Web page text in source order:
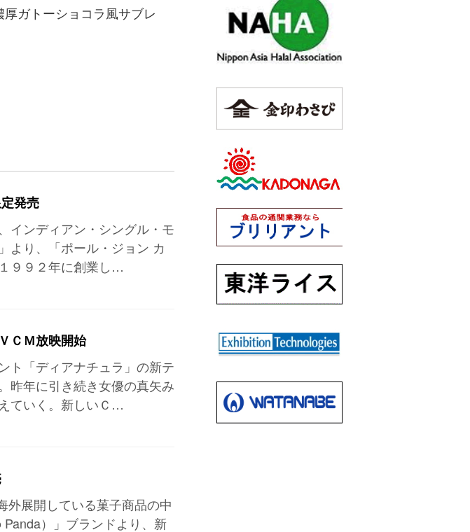
ガトーショコラ⾵サブレ
発売
インディアン・シングル・モ
より、「ポール・ジョン カ
９９２年に創業し…
ＣＭ放映開始
ト「ディアナチュラ」の新テ
昨年に引き続き女優の真矢み
ていく。新しいＣ…
外展開している菓子商品の中
）」ブランドより、新